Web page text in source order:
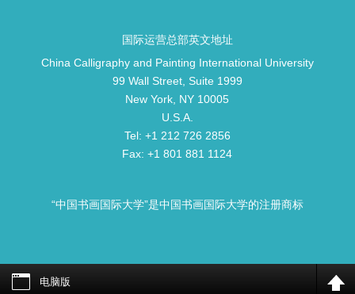
国际运营总部英文地址
China Calligraphy and Painting International University
99 Wall Street, Suite 1999
New York, NY 10005
U.S.A.
Tel: +1 212 726 2856
Fax: +1 801 881 1124
“中国书画国际大学”是中国书画国际大学的注册商标
电脑版